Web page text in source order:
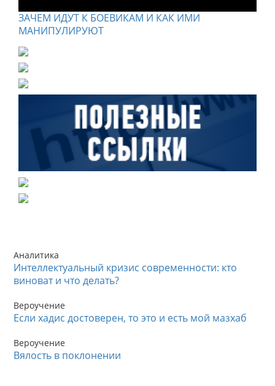
ЗАЧЕМ ИДУТ К БОЕВИКАМ И КАК ИМИ
МАНИПУЛИРУЮТ
Аналитика
Интеллектуальный кризис современности: кто
виноват и что делать?
Вероучение
Если хадис достоверен, то это и есть мой мазхаб
Вероучение
Вялость в поклонении